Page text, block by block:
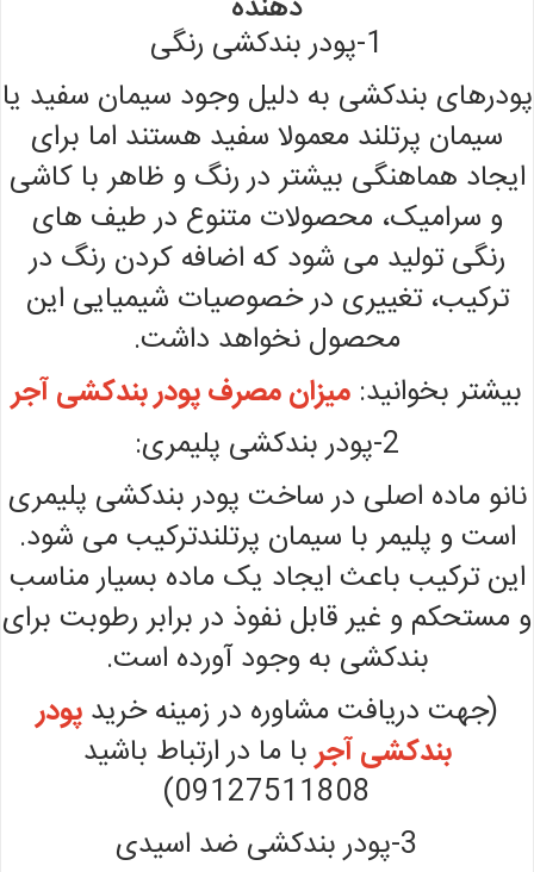
1-پودر بندکشی رنگی
پودرهای بندکشی به دلیل وجود سیمان سفید یا
سیمان پرتلند معمولا سفید هستند اما برای
ایجاد هماهنگی بیشتر در رنگ و ظاهر با کاشی
و سرامیک، محصولات متنوع در طیف های
رنگی تولید می شود که اضافه کردن رنگ در
ترکیب، تغییری در خصوصیات شیمیایی این
محصول نخواهد داشت.
بیشتر بخوانید: میزان مصرف پودر بندکشی آجر
2-پودر بندکشی پلیمری:
نانو ماده اصلی در ساخت پودر بندکشی پلیمری
است و پلیمر با سیمان پرتلندترکیب می شود.
این ترکیب باعث ایجاد یک ماده بسیار مناسب
و مستحکم و غیر قابل نفوذ در برابر رطوبت برای
بندکشی به وجود آورده است.
(جهت دریافت مشاوره در زمینه خرید پودر
بندکشی آجربا ما در ارتباط باشید
09127511808)
3-پودر بندکشی ضد اسیدی